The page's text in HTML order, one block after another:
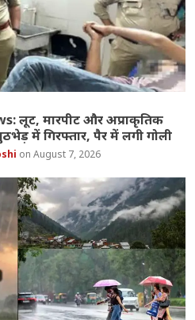
लूट, मारपीट और अप्राकृतिक
में गिरफ्तार, पैर में लगी गोली
August 7, 2026